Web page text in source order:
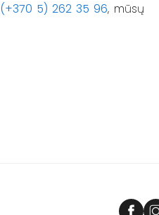
(+370 5) 262 35 96, mūsų